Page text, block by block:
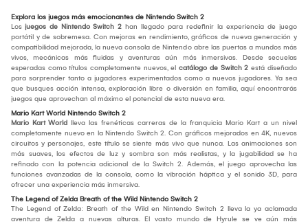
Explora los juegos más emocionantes de Nintendo Switch 2
Los juegos de Nintendo Switch 2 han llegado para redefinir la experiencia de juego
portátil y de sobremesa. Con mejoras en rendimiento, gráficos de nueva generación y
compatibilidad mejorada, la nueva consola de Nintendo abre las puertas a mundos más
vivos, mecánicas más fluidas y aventuras aún más inmersivas. Desde secuelas
esperadas como títulos completamente nuevos, el catálogo de Switch 2 está diseñado
para sorprender tanto a jugadores experimentados como a nuevos jugadores. Ya sea
que busques acción intensa, exploración libre o diversión en familia, aquí encontrarás
juegos que aprovechan al máximo el potencial de esta nueva era.
Mario Kart World Nintendo Switch 2
Mario Kart World lleva las frenéticas carreras de la franquicia Mario Kart a un nivel
completamente nuevo en la Nintendo Switch 2. Con gráficos mejorados en 4K, nuevos
circuitos y personajes, este título se siente más vivo que nunca. Las animaciones son
más suaves, los efectos de luz y sombra son más realistas, y la jugabilidad se ha
refinado con la potencia adicional de la Switch 2. Además, el juego aprovecha las
funciones avanzadas de la consola, como la vibración háptica y el sonido 3D, para
ofrecer una experiencia más inmersiva.
The Legend of Zelda Breath of the Wild Nintendo Switch 2
The Legend of Zelda: Breath of the Wild en Nintendo Switch 2 lleva la ya aclamada
aventura de Zelda a nuevas alturas. El vasto mundo de Hyrule se ve aún más